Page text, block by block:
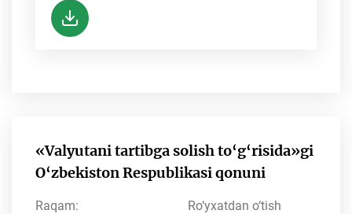
«Valyutani tartibga solish to‘g‘risida»gi
O‘zbekiston Respublikasi qonuni
Raqam:
Ro‘yxatdan o‘tish